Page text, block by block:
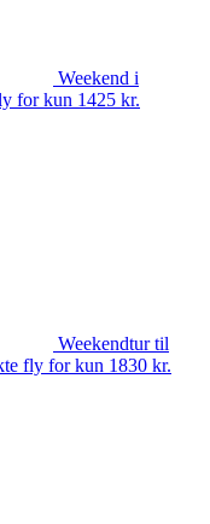
Weekend i
for kun 1425 kr.
Weekendtur til
fly for kun 1830 kr.